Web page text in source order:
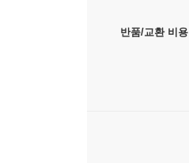
반품/교환 비용